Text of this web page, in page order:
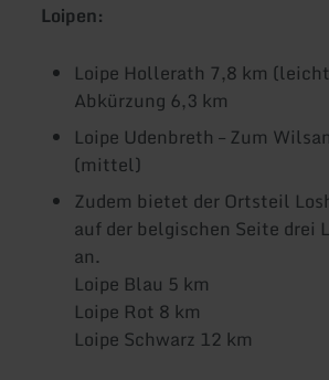
Loipen:
Loipe Hollerath 7,8 km
Abkürzung 6,3 km
Loipe Udenbreth – Zum
(mittel)
Zudem bietet der Ortsteil
auf der belgischen Seite drei
an.
Loipe Blau 5 km
Loipe Rot 8 km
Loipe Schwarz 12 km